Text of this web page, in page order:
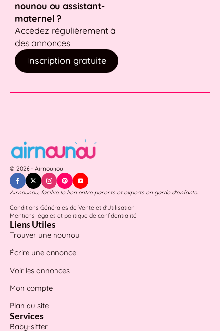
nounou ou assistant-
maternel ?
Accédez régulièrement à
des annonces
Inscription gratuite
© 2026 - Airnounou
Airnounou, facilite le lien entre parents et experts en garde d'enfants.
Conditions Générales de Vente et d'Utilisation
Mentions légales et politique de confidentialité
Liens Utiles
Trouver une nounou
Écrire une annonce
Voir les annonces
Mon compte
Plan du site
Services
Baby-sitter